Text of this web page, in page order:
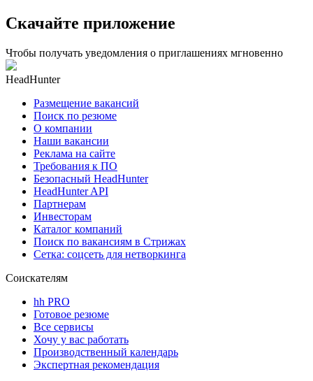
Скачайте приложение
Чтобы получать уведомления о приглашениях мгновенно
HeadHunter
Размещение вакансий
Поиск по резюме
О компании
Наши вакансии
Реклама на сайте
Требования к ПО
Безопасный HeadHunter
HeadHunter API
Партнерам
Инвесторам
Каталог компаний
Поиск по вакансиям в Стрижах
Сетка: соцсеть для нетворкинга
Соискателям
hh PRO
Готовое резюме
Все сервисы
Хочу у вас работать
Производственный календарь
Экспертная рекомендация